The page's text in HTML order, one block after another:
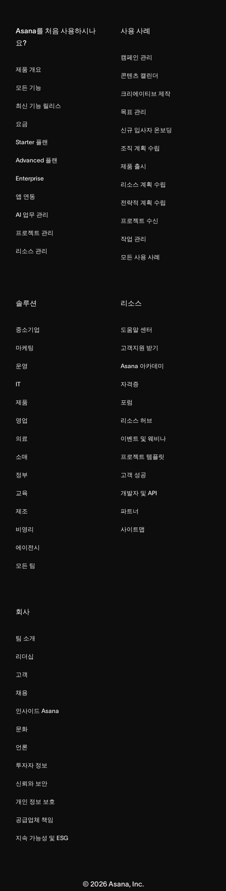
Asana를 처음 사용하시나
요?
제품 개요
모든 기능
최신 기능 릴리스
요금
Starter 플랜
Advanced 플랜
Enterprise
앱 연동
AI 업무 관리
프로젝트 관리
리소스 관리
사용 사례
캠페인 관리
콘텐츠 캘린더
크리에이티브 제작
목표 관리
신규 입사자 온보딩
조직 계획 수립
제품 출시
리소스 계획 수립
전략적 계획 수립
프로젝트 수신
작업 관리
모든 사용 사례
솔루션
중소기업
마케팅
운영
IT
제품
영업
의료
소매
정부
교육
제조
비영리
에이전시
모든 팀
리소스
도움말 센터
고객지원 받기
Asana 아카데미
자격증
포럼
리소스 허브
이벤트 및 웨비나
프로젝트 템플릿
고객 성공
개발자 및 API
파트너
사이트맵
회사
팀 소개
리더십
고객
채용
인사이드 Asana
문화
언론
투자자 정보
신뢰와 보안
개인 정보 보호
공급업체 책임
지속 가능성 및 ESG
© 2026Asana, Inc.